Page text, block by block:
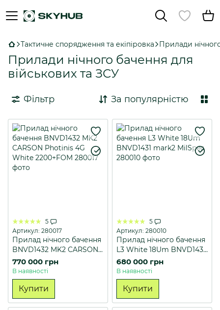
Тактичне спорядження та екіпіровка Прилади
Прилади нічного бачення для
військових та ЗСУ
Фільтр За популярністю
5
Артикул: 280017
Прилад нічного бачення
BNVD1432 MK2 CARSON
Photinis 4G White
2200+FOM
770 000 грн
В наявності
Купити
5
Артикул: 280010
Прилад нічного бачення
L3 White 18Um BNVD1431
mark2 MilSpec
680 000 грн
В наявності
Купити